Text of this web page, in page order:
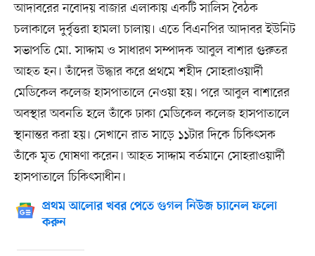
আদাবরের নবোদয় বাজার এলাকায় একটি সালিস বৈঠক
চলাকালে দুর্বৃত্তরা হামলা চালায়। এতে বিএনপির আদাবর ইউনিট
সভাপতি মো. সাদ্দাম ও সাধারণ সম্পাদক আবুল বাশার গুরুতর
আহত হন। তাঁদের উদ্ধার করে প্রথমে শহীদ সোহরাওয়ার্দী
মেডিকেল কলেজ হাসপাতালে নেওয়া হয়। পরে আবুল বাশারের
অবস্থার অবনতি হলে তাঁকে ঢাকা মেডিকেল কলেজ হাসপাতালে
স্থানান্তর করা হয়। সেখানে রাত সাড়ে ১১টার দিকে চিকিৎসক
তাঁকে মৃত ঘোষণা করেন। আহত সাদ্দাম বর্তমানে সোহরাওয়ার্দী
হাসপাতালে চিকিৎসাধীন।
প্রথম আলোর খবর পেতে গুগল নিউজ চ্যানেল ফলো
করুন